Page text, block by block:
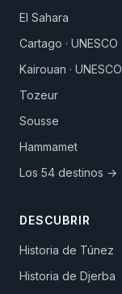
El Sahara
Cartago · UNESCO
Kairouan · UNESCO
Tozeur
Sousse
Hammamet
Los 54 destinos →
DESCUBRIR
Historia de Túnez
Historia de Djerba